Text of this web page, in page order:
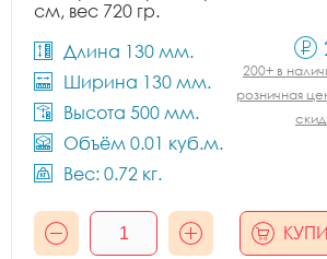
см, вес 720 гр.
Длина 130 мм.
Ширина 130 мм.
Высота 500 мм.
Объём 0.01 куб.м.
Вес: 0.72 кг.
200+ в
розничная